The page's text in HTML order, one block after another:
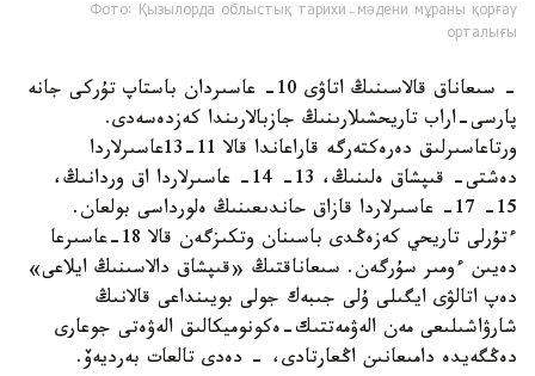
Фото: Қызылорда облыстық тарихи-мәдени мұраны қорғау
орталығы
- سىعاناق قالاسىنىڭ اتاۋى 10- عاسىردان باستاپ تۇركى جانە
پارسى-اراب تاريحشىلارىنىڭ جازبالارىندا كەزدەسەدى.
ورتاعاسىرلىق دەرەكتەرگە قاراعاندا قالا 11-13عاسىرلاردا
دەشتى- قىپشاق ەلىنىڭ، 13- 14- عاسىرلاردا اق وردانىڭ،
15- 17- عاسىرلاردا قازاق حاندىعىنىڭ ەلورداسى بولعان.
ءتۇرلى تاريحي كەزەڭدى باسىنان وتكىزگەن قالا 18-عاسىرعا
دەيىن ءومىر سۇرگەن. سىعاناقتىڭ «قىپشاق دالاسىنىڭ ايلاعى»
دەپ اتالۋى ايگىلى ۇلى جىبەك جولى بويىنداعى قالانىڭ
شارۋاشىلىعى مەن الەۋمەتتىك-ەكونوميكالىق الەۋەتى جوعارى
دەڭگەيدە دامىعانىن اڭعارتادى، - دەدى تالعات بەرديەۆ.